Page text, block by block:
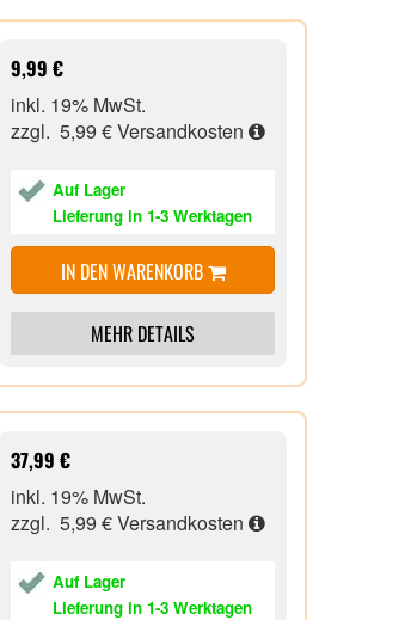
9,99 €
inkl. 19% MwSt.
zzgl. 5,99 €Versandkosten
Auf Lager
Lieferung in 1-3 Werktagen
IN DEN WARENKORB
MEHR DETAILS
37,99 €
inkl. 19% MwSt.
zzgl. 5,99 €Versandkosten
Auf Lager
Lieferung in 1-3 Werktagen